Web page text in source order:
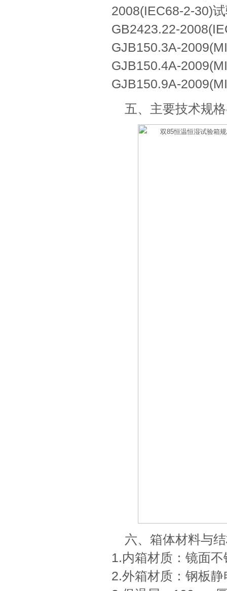
2008(IEC68-2-30)
GB2423.22-
GJB150.3A-
GJB150.4A-
GJB150.9A-
五、主要技术规
六、箱体材料与
1.内箱材质：镜面
2.外箱材质：钢板